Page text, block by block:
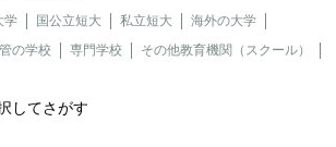
学 国公立短大 私立短大
海外の大学
の学校
専門学校
その他教育機関（スクール）
してさがす